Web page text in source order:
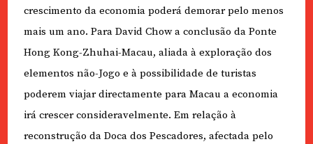
crescimento da economia poderá demorar pelo menos
mais um ano. Para David Chow a conclusão da Ponte
Hong Kong-Zhuhai-Macau, aliada à exploração dos
elementos não-Jogo e à possibilidade de turistas
poderem viajar directamente para Macau a economia
irá crescer consideravelmente. Em relação à
reconstrução da Doca dos Pescadores, afectada pelo